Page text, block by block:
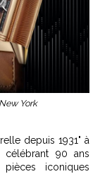
York
depuis 1931" à
célébrant 90 ans
iconiques